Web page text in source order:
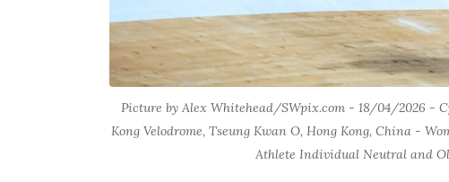
Picture by Alex Whitehead/SWpix.com - 18/04/2026 -
Kong Velodrome, Tseung Kwan O, Hong Kong, China -
Athlete Individual Neutral and